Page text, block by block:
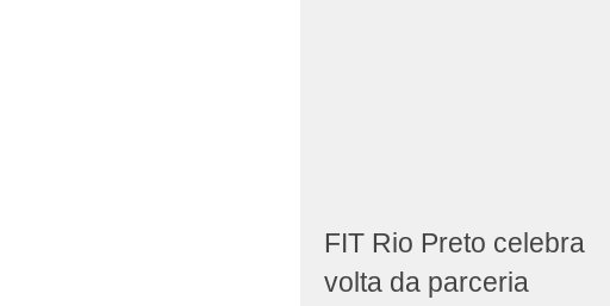
FIT Rio Preto celebra
volta da parceria